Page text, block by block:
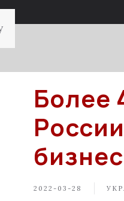
Более
2022-03-28